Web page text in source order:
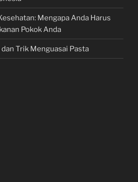
Mengapa Anda Harus
Pokok Anda
Trik Menguasai Pasta